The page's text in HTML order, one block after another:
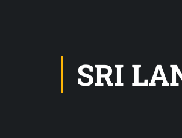
SRI